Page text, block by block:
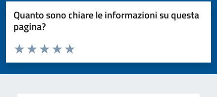
Quanto sono chiare le informazioni su questa
pagina?
Valuta da 1 a 5 stelle la pagina
Valuta 5 stelle su 5
Valuta 4 stelle su 5
Valuta 3 stelle su 5
Valuta 2 stelle su 5
Valuta 1 stelle su 5